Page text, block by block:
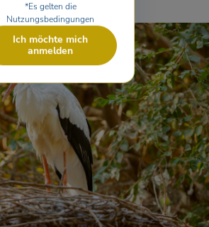
*Es gelten die
Nutzungsbedingungen
Ich möchte mich
anmelden